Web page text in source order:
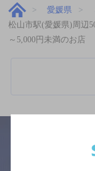
愛媛県
松山市駅(愛媛県)周辺
～5,000円未満のお店